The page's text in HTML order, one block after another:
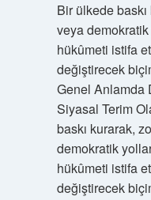
Bir ülkede
veya
hükûmeti istifa
değiştirecek
Genel Anlamda
Siyasal Terim
baskı kurarak,
demokratik
hükûmeti istifa
değiştirecek